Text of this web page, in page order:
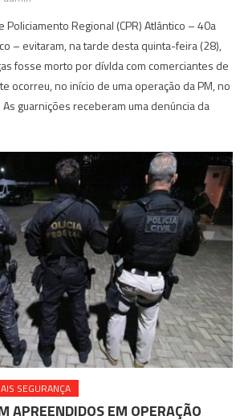
Policiamento Regional (CPR) Atlântico – 40a
– evitaram, na tarde desta quinta-feira (28),
fosse morto por dívIda com comerciantes de
ocorreu, no início de uma operação da PM, no
guarnições receberam uma denúncia da
SEGURANÇA
APREENDIDOS EM OPERAÇÃO